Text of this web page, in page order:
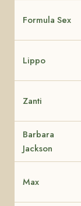
Formula Sex
Lippo
Zanti
Barbara
Jackson
Max